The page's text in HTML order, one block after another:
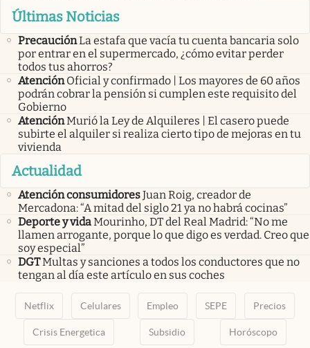
Últimas Noticias
PrecauciónLa estafa que vacía tu cuenta bancaria solo
por entrar en el supermercado, ¿cómo evitar perder
todos tus ahorros?
Atención Oficial y confirmado | Los mayores de 60 años
podrán cobrar la pensión si cumplen este requisito del
Gobierno
AtenciónMurió la Ley de Alquileres | El casero puede
subirte el alquiler si realiza cierto tipo de mejoras en tu
vivienda
Actualidad
Atención consumidoresJuan Roig, creador de
Mercadona: “A mitad del siglo 21 ya no habrá cocinas”
Deporte y vidaMourinho, DT del Real Madrid: “No me
llamen arrogante, porque lo que digo es verdad. Creo que
soy especial”
DGTMultas y sanciones a todos los conductores que no
tengan al día este artículo en sus coches
Netflix Celulares Empleo SEPE Precios
Crisis Energetica Subsidio Horóscopo